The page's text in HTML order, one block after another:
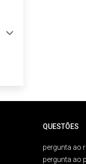
QUESTÕES
pergunta ao
pergunta ao